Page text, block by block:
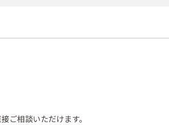
ご相談いただけます。